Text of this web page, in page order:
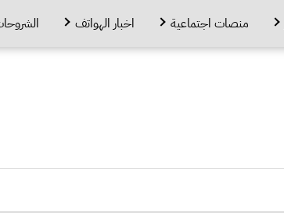
منصات اجتماعية اخبار الهواتف